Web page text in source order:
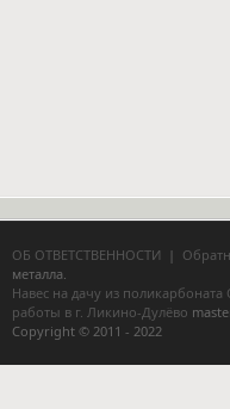
ОБ ОТВЕТСТВЕННОСТИ |
металла.
Навес на дачу из поликарбоната
работы в г. Ликино-Дулёво
Copyright © 2011 - 2022